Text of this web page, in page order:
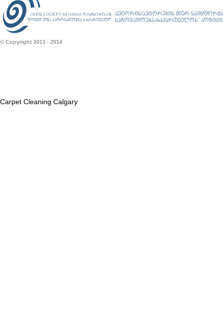
ავტორის/ავტორების მიერ
საზოგადოება-საქართველოს”
© Copyright 2013 - 2014
Carpet Cleaning Calgary